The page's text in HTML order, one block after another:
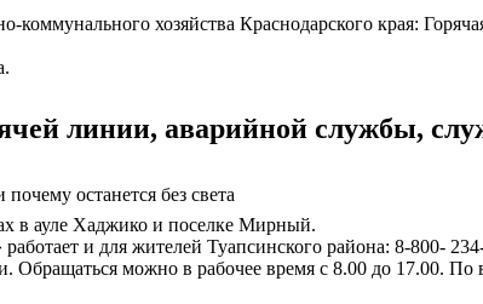
коммунального хозяйства Краснодарского края:
линии, аварийной службы,
останется без света
в ауле Хаджико и поселке Мирный.
и для жителей Туапсинского района: 8-800-
Обращаться можно в рабочее время с 8.00 до 17.00.